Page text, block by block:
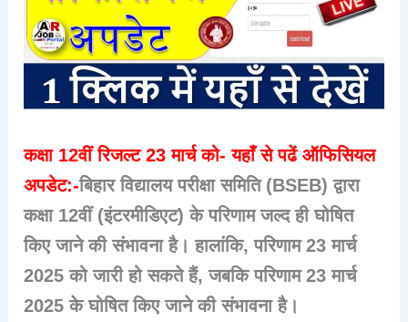
कक्षा 12वीं रिजल्ट 23 मार्च को- यहाँ से पढें ऑफिसियल
अपडेट:-​​बिहार विद्यालय परीक्षा समिति (BSEB) द्वारा
कक्षा 12वीं (इंटरमीडिएट) के परिणाम जल्द ही घोषित
किए जाने की संभावना है। हालांकि, परिणाम 23 मार्च
2025 को जारी हो सकते हैं, जबकि परिणाम 23 मार्च
2025 के घोषित किए जाने की संभावना है।